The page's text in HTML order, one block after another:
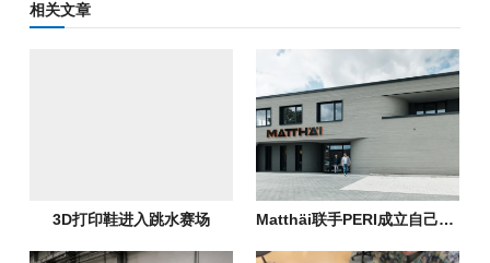
相关文章
3D打印鞋进入跳水赛场 Matthäi联手PERI成立自己的建筑3D打印部门